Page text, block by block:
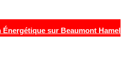
Énergétique sur Beaumont Hamel